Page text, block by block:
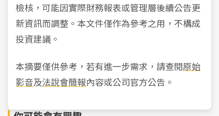
檢核，可能因實際財務報表或管理層後續公告更
新資訊而調整。本文件僅作為參考之用，不構成
投資建議。
本摘要僅供參考，若有進一步需求，請查閱原始
影音及法說會簡報內容或公司官方公告。